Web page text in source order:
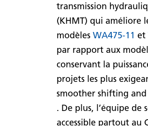
transmission
(KHMT) qui améliore
modèles WA475-11 et
par rapport aux
conservant la
projets les plus
smoother shifting
. De plus, l’équipe de
accessible partout au